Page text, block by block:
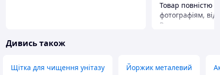
Товар повністю
фотографіям,
Рекомендую
Дивись також
Щітка для чищення унітазу Йоржик металевий